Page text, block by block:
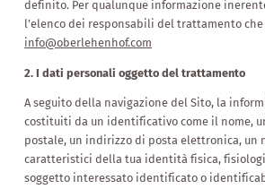
definito. Per qualunque informazione
l’elenco dei responsabili del trattamento
info@oberlehenhof.com
2. I dati personali oggetto del trattamento
A seguito della navigazione del Sito, la
costituiti da un identificativo come il nome,
postale, un indirizzo di posta elettronica, un
caratteristici della tua identità fisica,
soggetto interessato identificato o